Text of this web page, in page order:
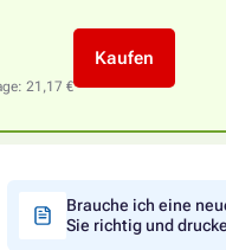
21,17 €
Kaufen
Brauche ich eine
Sie richtig und